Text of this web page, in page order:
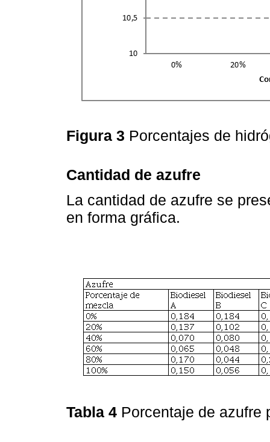
Figura 3 Porcentajes de
Cantidad de azufre
La cantidad de azufre se
en forma gráfica.
Tabla 4 Porcentaje de